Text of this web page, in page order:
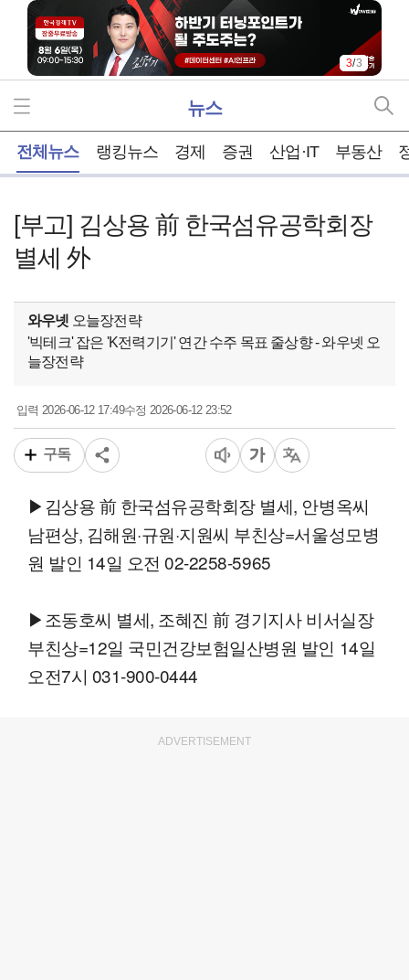
3/3
뉴스
전체뉴스 랭킹뉴스 경제 증권 산업·IT 부동산
[부고] 김상용 前 한국섬유공학회장
별세 外
와우넷 오늘장전략
'빅테크' 잡은 'K전력기기' 연간 수주 목표 줄상향 - 와우넷 오
늘장전략
입력 2026-06-12 17:49수정 2026-06-12 23:52
구독
▶김상용 前 한국섬유공학회장 별세, 안병옥씨
남편상, 김해원·규원·지원씨 부친상=서울성모병
원 발인 14일 오전 02-2258-5965
▶조동호씨 별세, 조혜진 前 경기지사 비서실장
부친상=12일 국민건강보험일산병원 발인 14일
오전7시 031-900-0444
ADVERTISEMENT